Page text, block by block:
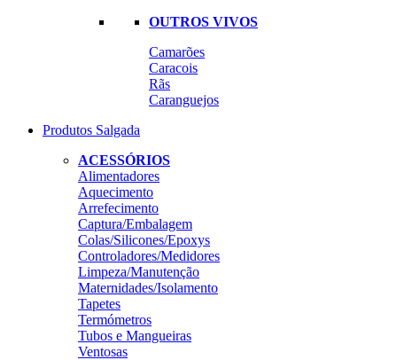
OUTROS VIVOS
Camarões
Caracois
Rãs
Caranguejos
Produtos Salgada
ACESSÓRIOS
Alimentadores
Aquecimento
Arrefecimento
Captura/Embalagem
Colas/Silicones/Epoxys
Controladores/Medidores
Limpeza/Manutenção
Maternidades/Isolamento
Tapetes
Termómetros
Tubos e Mangueiras
Ventosas